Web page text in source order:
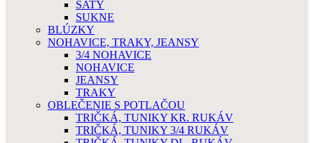
ŠATY
SUKNE
BLÚZKY
NOHAVICE, TRAKY, JEANSY
3/4 NOHAVICE
NOHAVICE
JEANSY
TRAKY
OBLEČENIE S POTLAČOU
TRIČKÁ, TUNIKY KR. RUKÁV
TRIČKÁ, TUNIKY 3/4 RUKÁV